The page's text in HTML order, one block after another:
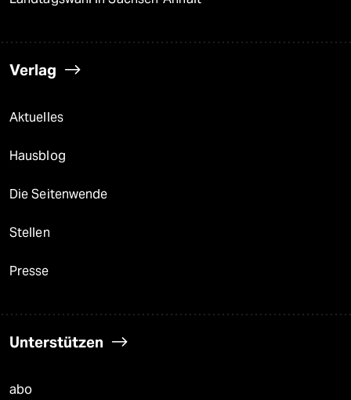
Verlag
Aktuelles
Hausblog
Die Seitenwende
Stellen
Presse
Unterstützen
abo